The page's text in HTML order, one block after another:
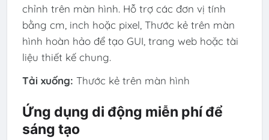
chỉnh trên màn hình. Hỗ trợ các đơn vị tính
bằng cm, inch hoặc pixel, Thước kẻ trên màn
hình hoàn hảo để tạo GUI, trang web hoặc tài
liệu thiết kế chung.
Tải xuống: Thước kẻ trên màn hình
Ứng dụng di động miễn phí để
sáng tạo